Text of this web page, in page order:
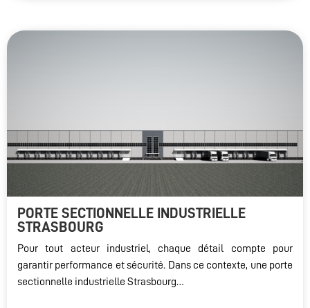
PORTE SECTIONNELLE INDUSTRIELLE
STRASBOURG
Pour tout acteur industriel, chaque détail compte pour
garantir performance et sécurité. Dans ce contexte, une porte
sectionnelle industrielle Strasbourg…